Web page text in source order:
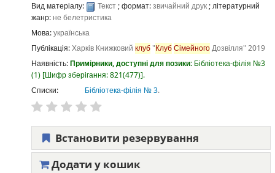
Вид матеріалу: Текст; формат:звичайний друк; літературний
жанр:не белетристика
Мова:українська
Публікація:Харків Книжковий клуб"КлубСімейногоДозвілля" 2019
Наявність:Примірники, доступні для позики: Бібліотека-філія №3
(1) Шифр зберігання:821(477) .
Списки:
Бібліотека-філія № 3.
Встановити резервування
Додати у кошик